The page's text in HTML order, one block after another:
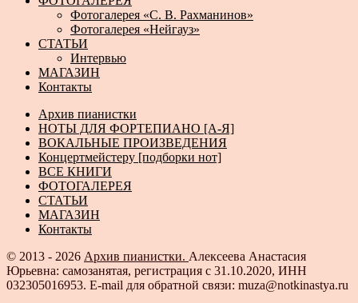
Фотогалерея «С. В. Рахманинов»
Фотогалерея «Нейгауз»
СТАТЬИ
Интервью
МАГАЗИН
Контакты
Архив пианистки
НОТЫ ДЛЯ ФОРТЕПИАНО [А-Я]
ВОКАЛЬНЫЕ ПРОИЗВЕДЕНИЯ
Концертмейстеру [подборки нот]
ВСЕ КНИГИ
ФОТОГАЛЕРЕЯ
СТАТЬИ
МАГАЗИН
Контакты
© 2013 - 2026 Архив пианистки. Алексеева Анастасия
Юрьевна: самозанятая, регистрация с 31.10.2020, ИНН
032305016953. E-mail для обратной связи: muza@notkinastya.ru